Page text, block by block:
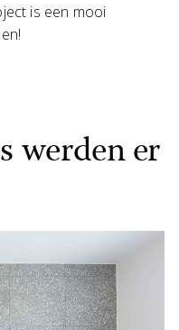
is een mooi
werden er